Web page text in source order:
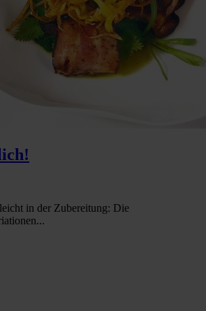
in der Zubereitung: Die